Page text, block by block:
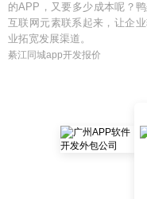
的APP，又要多少成本呢？
互联网元素联系起来，让企
业拓宽发展渠道。
綦江同城app开发报价